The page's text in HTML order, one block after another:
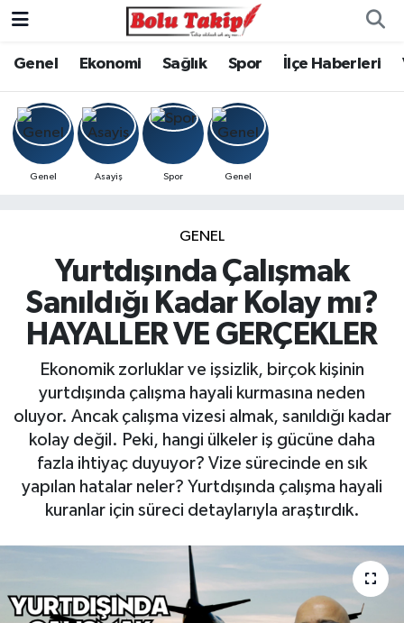
Genel Ekonomi Sağlık Spor İlçe Haberleri
Genel Asayiş Spor Genel
GENEL
Yurtdışında Çalışmak
Sanıldığı Kadar Kolay mı?
HAYALLER VE GERÇEKLER
Ekonomik zorluklar ve işsizlik, birçok kişinin
yurtdışında çalışma hayali kurmasına neden
oluyor. Ancak çalışma vizesi almak, sanıldığı kadar
kolay değil. Peki, hangi ülkeler iş gücüne daha
fazla ihtiyaç duyuyor? Vize sürecinde en sık
yapılan hatalar neler? Yurtdışında çalışma hayali
kuranlar için süreci detaylarıyla araştırdık.